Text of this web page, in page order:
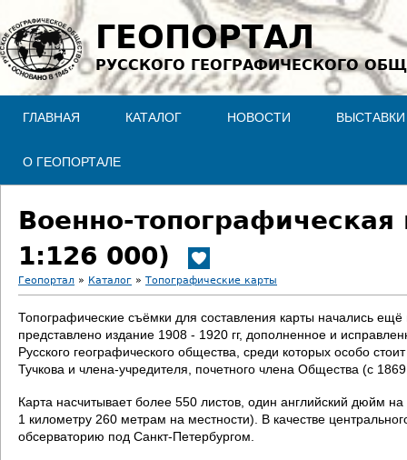
Jump to navigation
ГЕОПОРТАЛ
РУССКОГО ГЕОГРАФИЧЕСКОГО
ГЛАВНАЯ КАТАЛОГ НОВОСТИ ВЫСТАВКИ
О ГЕОПОРТАЛЕ
Военно-
1:126 000)
В
ы
з
д
Геопортал » Каталог » Топографические карты
Топографические съёмки для составления карты начались
представлено издание 1908 - 1920 гг, дополненное и
Русского географического общества, среди которых особо
Тучкова и члена-учредителя, почетного члена Общества (с
Карта насчитывает более 550 листов, один английский дюйм
1 километру 260 метрам на местности). В качестве
обсерваторию под Санкт-Петербургом.